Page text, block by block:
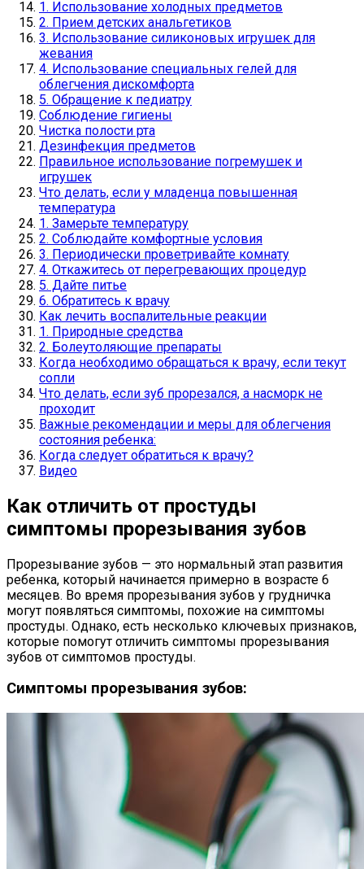
1. Использование холодных предметов
2. Прием детских анальгетиков
3. Использование силиконовых игрушек для
жевания
4. Использование специальных гелей для
облегчения дискомфорта
5. Обращение к педиатру
Соблюдение гигиены
Чистка полости рта
Дезинфекция предметов
Правильное использование погремушек и
игрушек
Что делать, если у младенца повышенная
температура
1. Замерьте температуру
2. Соблюдайте комфортные условия
3. Периодически проветривайте комнату
4. Откажитесь от перегревающих процедур
5. Дайте питье
6. Обратитесь к врачу
Как лечить воспалительные реакции
1. Природные средства
2. Болеутоляющие препараты
Когда необходимо обращаться к врачу, если текут
сопли
Что делать, если зуб прорезался, а насморк не
проходит
Важные рекомендации и меры для облегчения
состояния ребенка:
Когда следует обратиться к врачу?
Видео
Как отличить от простуды
симптомы прорезывания зубов
Прорезывание зубов — это нормальный этап развития
ребенка, который начинается примерно в возрасте 6
месяцев. Во время прорезывания зубов у грудничка
могут появляться симптомы, похожие на симптомы
простуды. Однако, есть несколько ключевых признаков,
которые помогут отличить симптомы прорезывания
зубов от симптомов простуды.
Симптомы прорезывания зубов: